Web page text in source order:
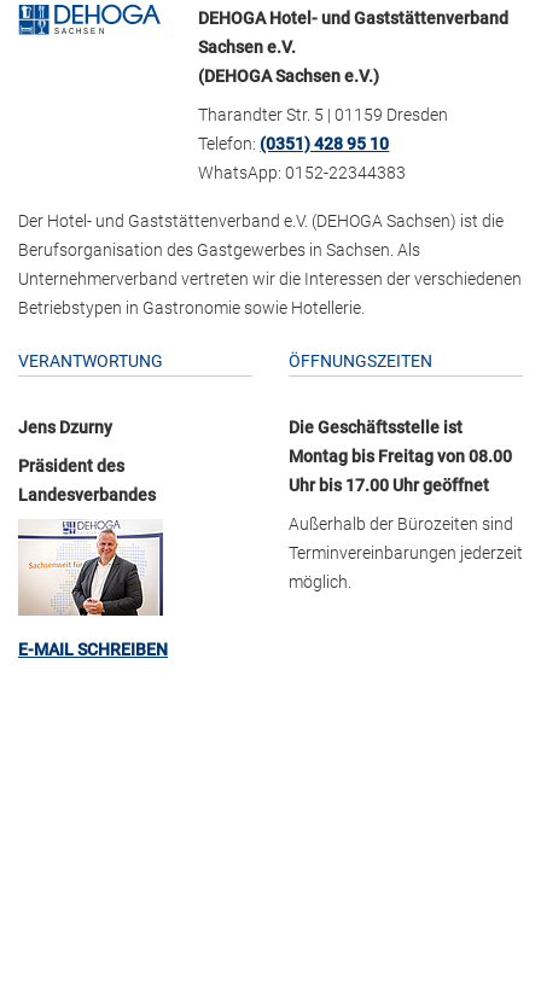
DEHOGA Hotel- und Gaststättenverband
Sachsen e.V.
(DEHOGA Sachsen e.V.)
Tharandter Str. 5 | 01159 Dresden
Telefon:(0351) 428 95 10
WhatsApp: 0152-22344383
Der Hotel- und Gaststättenverband e.V. (DEHOGA Sachsen) ist die
Berufsorganisation des Gastgewerbes in Sachsen. Als
Unternehmerverband vertreten wir die Interessen der verschiedenen
Betriebstypen in Gastronomie sowie Hotellerie.
VERANTWORTUNG
Jens Dzurny
Präsident des
Landesverbandes
E-MAIL SCHREIBEN
ÖFFNUNGSZEITEN
Die Geschäftsstelle ist
Montag bis Freitag von 08.00
Uhr bis 17.00 Uhr geöffnet
Außerhalb der Bürozeiten sind
Terminvereinbarungen jederzeit
möglich.